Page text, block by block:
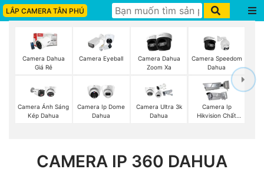
LẮP CAMERA TÂN PHÚ
Camera Dahua
Giá Rẻ
Camera Eyeball
Camera Dahua
Zoom Xa
Camera Speedom
Dahua
Camera Ánh Sáng
Kép Dahua
Camera Ip Dome
Dahua
Camera Ultra 3k
Dahua
Camera Ip
Hikvision Chất
CAMERA IP 360 DAHUA